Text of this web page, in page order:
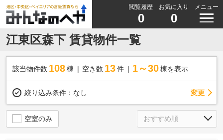
閲覧履歴
0
お気に入り
0
メニュー
江東区森下 賃貸物件一覧
該当物件数 108棟 空き数 13 件 1～30 棟を表示
絞り込み条件： なし 変更
空室のみ